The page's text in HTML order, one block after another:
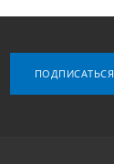
ПОДПИСАТЬСЯ